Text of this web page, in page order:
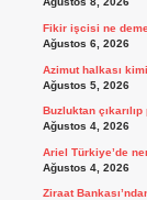
Fikir işcisi ne
Ağustos 6, 2026
Azimut halkası
Ağustos 5, 2026
Buzluktan
Ağustos 4, 2026
Ariel Türkiye’de
Ağustos 4, 2026
Ziraat